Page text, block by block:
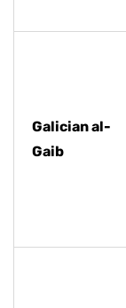
Galician al-
Gaib